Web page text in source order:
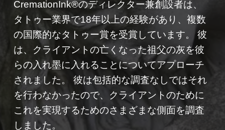
CremationInk®のディレクター兼創設者は、
タトゥー業界で18年以上の経験があり、複数
の国際的なタトゥー賞を受賞しています。 彼
は、クライアントの亡くなった祖父の灰を彼
らの入れ墨に入れることについてアプローチ
されました。 彼は包括的な調査なしではそれ
を行わなかったので、クライアントのために
これを実現するためのさまざまな側面を調査
しました。